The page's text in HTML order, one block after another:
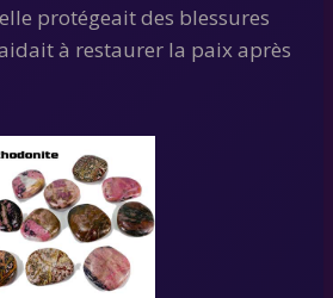
protégeait des blessures
à restaurer la paix après